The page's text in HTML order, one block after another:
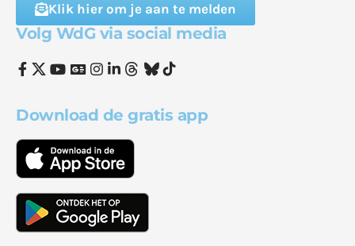
Klik hier om je aan te melden
Volg WdG via social media
Download de gratis app